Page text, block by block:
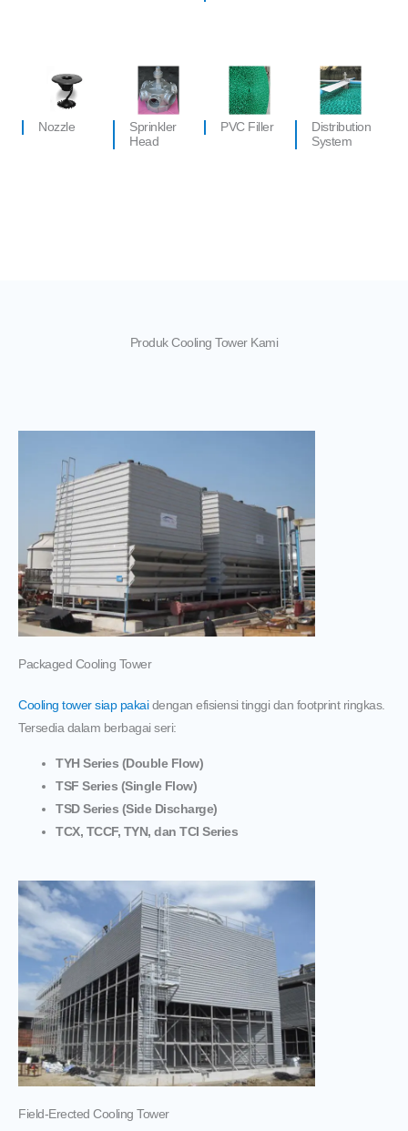
Nozzle
Sprinkler
Head
PVC Filler
Distribution
System
Produk Cooling Tower Kami
Packaged Cooling Tower
Cooling tower siap pakaidengan efisiensi tinggi dan footprint ringkas.
Tersedia dalam berbagai seri:
TYH Series (Double Flow)
TSF Series (Single Flow)
TSD Series (Side Discharge)
TCX, TCCF, TYN, dan TCI Series
Field-Erected Cooling Tower